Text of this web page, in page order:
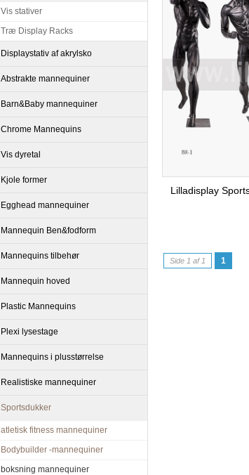
Lilladisplay
Side 1 af 1 1
Vis stativer
Træ Display Racks
Displaystativ af akrylsko
Abstrakte mannequiner
Barn&Baby mannequiner
Chrome Mannequins
Vis dyretal
Kjole former
Egghead mannequiner
Mannequin Ben&fodform
Mannequins tilbehør
Mannequin hoved
Plastic Mannequins
Plexi lysestage
Mannequins i plusstørrelse
Realistiske mannequiner
Sportsdukker
atletisk fitness mannequiner
Bodybuilder -mannequiner
boksning mannequiner